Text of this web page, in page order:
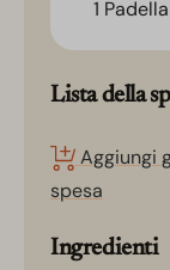
1 Padella
Lista della
Aggiungi
spesa
Ingredienti